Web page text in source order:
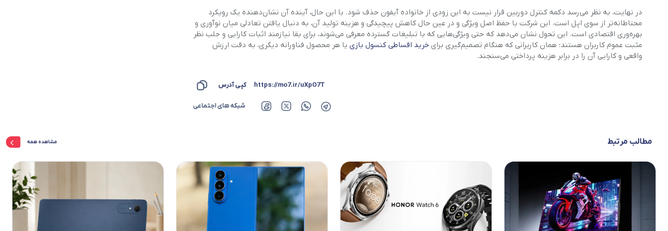
در نهایت، به نظر می‌رسد دکمه کنترل دوربین قرار نیست به این زودی از خانواده آیفون حذف شود. با این حال، آینده آن نشان‌دهنده یک رویکرد
محتاطانه‌تر از سوی اپل است. این شرکت با حفظ اصل ویژگی و در عین حال کاهش پیچیدگی و هزینه تولید آن، به دنبال یافتن تعادلی میان نوآوری و
بهره‌وری اقتصادی است. این تحول نشان می‌دهد که حتی ویژگی‌هایی که با تبلیغات گسترده معرفی می‌شوند، برای بقا نیازمند اثبات کارایی و جلب نظر
مثبت عموم کاربران هستند؛ همان کاربرانی که هنگام تصمیم‌گیری برای خرید اقساطی کنسول بازییا هر محصول فناورانه دیگری، به دقت ارزش
واقعی و کارایی آن را در برابر هزینه پرداختی می‌سنجند.
https://mo7.ir/uXpO7T کپی آدرس
شبکه های اجتماعی
مطالب مرتبط مشاهده همه